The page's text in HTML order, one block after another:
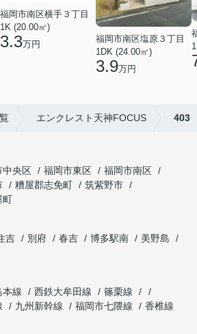
福岡市南区横手３丁目
1K (20.00㎡)
3.3万円
福岡市南区塩原３丁目
1DK (24.00㎡)
3.9万円
エンクレスト天神FOCUS 403
中央区 福岡市東区
福岡市南区
糟屋郡志免町
筑紫野市
町
吉 別府 春吉 博多駅南
美野島
本線 西鉄大牟田線
篠栗線
九州新幹線 福岡市七隈線
香椎線